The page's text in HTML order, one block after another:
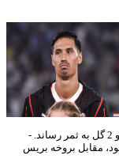
هافبک هلندی میلان درخشان ظاهر شد و 2 گل به ثمر رساند. -
بروخه بریس